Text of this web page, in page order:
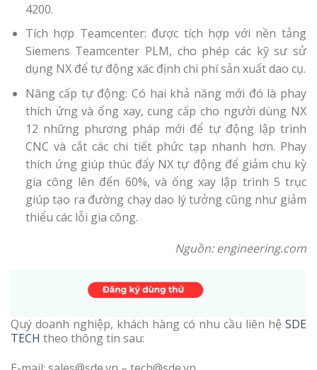
4200.
Tích hợp Teamcenter: được tích hợp với nền tảng
Siemens Teamcenter PLM, cho phép các kỹ sư sử
dụng NX để tự động xác định chi phí sản xuất dao cụ.
Nâng cấp tự động: Có hai khả năng mới đó là phay
thích ứng và ống xay, cung cấp cho người dùng NX
12 những phương pháp mới để tự động lập trình
CNC và cắt các chi tiết phức tạp nhanh hơn. Phay
thích ứng giúp thúc đẩy NX tự động để giảm chu kỳ
gia công lên đến 60%, và ống xay lập trình 5 trục
giúp tạo ra đường chạy dao lý tưởng cũng như giảm
thiểu các lỗi gia công.
Nguồn: engineering.com
Quý doanh nghiệp, khách hàng có nhu cầu liên hệ SDE
TECH theo thông tin sau: